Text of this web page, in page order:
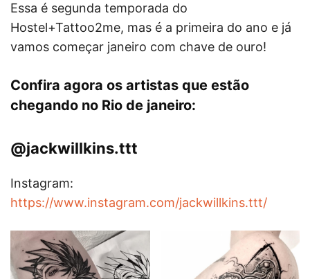
Essa é segunda temporada do
Hostel+Tattoo2me, mas é a primeira do ano e já
vamos começar janeiro com chave de ouro!
Confira agora os artistas que estão
chegando no Rio de janeiro:
@jackwillkins.ttt
Instagram:
https://www.instagram.com/jackwillkins.ttt/